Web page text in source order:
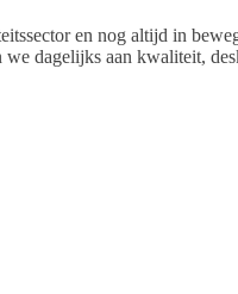
en nog altijd in
dagelijks aan kwaliteit,